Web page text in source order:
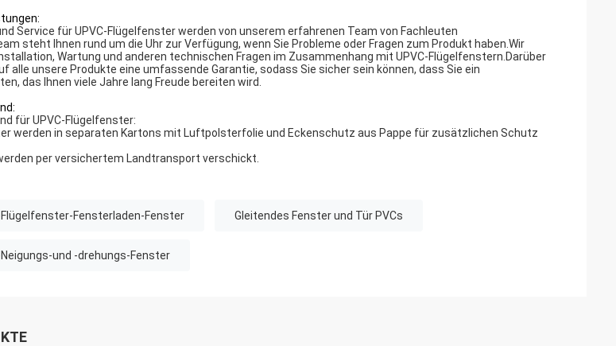
Service für UPVC-Flügelfenster werden von unserem erfahrenen Team von Fachleuten
steht Ihnen rund um die Uhr zur Verfügung, wenn Sie Probleme oder Fragen zum Produkt haben.Wir
Wartung und anderen technischen Fragen im Zusammenhang mit UPVC-Flügelfenstern.Darüber
alle unsere Produkte eine umfassende Garantie, sodass Sie sicher sein können, dass Sie ein
das Ihnen viele Jahre lang Freude bereiten wird.
für UPVC-Flügelfenster:
werden in separaten Kartons mit Luftpolsterfolie und Eckenschutz aus Pappe für zusätzlichen Schutz
per versichertem Landtransport verschickt.
Flügelfenster-Fensterladen-Fenster Gleitendes Fenster und Tür PVCs
Neigungs-und -drehungs-Fenster